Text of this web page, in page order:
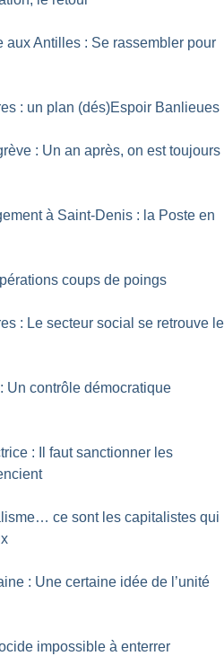
aux Antilles : Se rassembler pour
: un plan (dés)Espoir Banlieues
: Un an après, on est toujours
à Saint-Denis : la Poste en
coups de poings
: Le secteur social se retrouve le
Un contrôle démocratique
: Il faut sanctionner les
ce sont les capitalistes qui
: Une certaine idée de l’unité
impossible à enterrer